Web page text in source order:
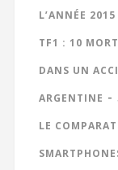
L’ANNÉE 2015
TF1 : 10
DANS UN
ARGENTINE -
LE